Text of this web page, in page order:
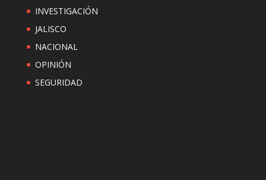
INVESTIGACIÓN
JALISCO
NACIONAL
OPINIÓN
SEGURIDAD